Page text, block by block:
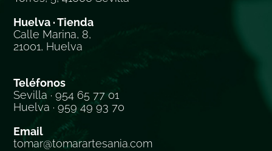
Huelva · Tienda
Calle Marina, 8,
21001, Huelva
Teléfonos
Sevilla · 954 65 77 01
Huelva · 959 49 93 70
Email
tomar@tomarartesania.com